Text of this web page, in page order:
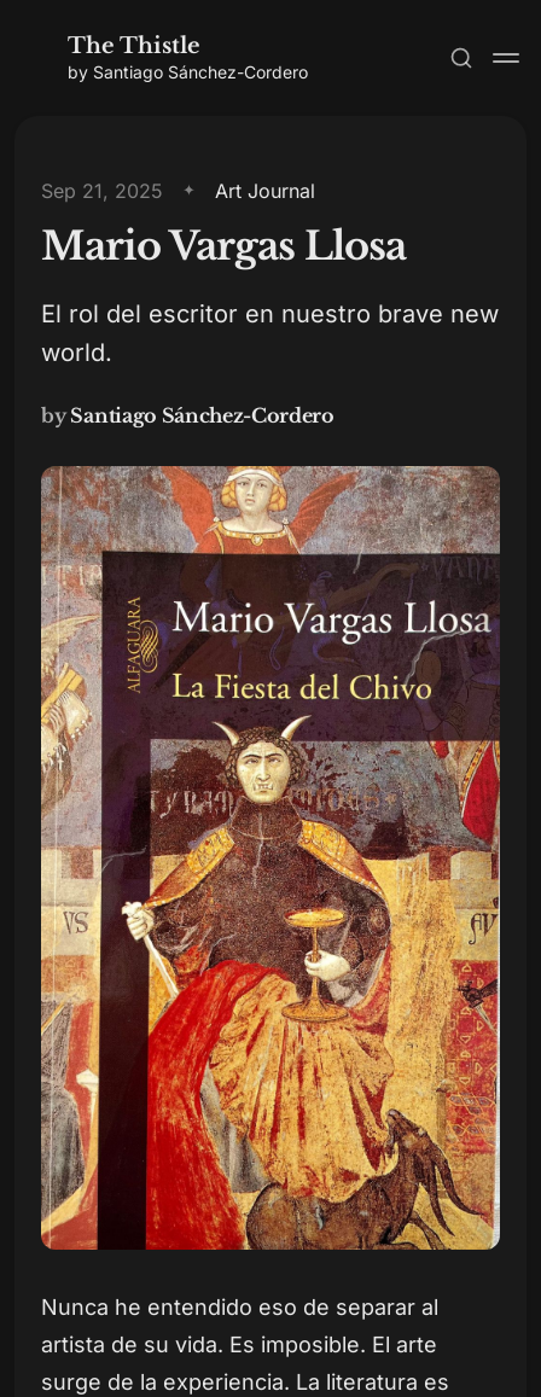
The Thistle
by Santiago Sánchez-Cordero
Subscribe
Sign in
Sep 21, 2025 Art Journal
Mario Vargas Llosa
El rol del escritor en nuestro brave new
world.
by Santiago Sánchez-Cordero
Nunca he entendido eso de separar al
artista de su vida. Es imposible. El arte
surge de la experiencia. La literatura es